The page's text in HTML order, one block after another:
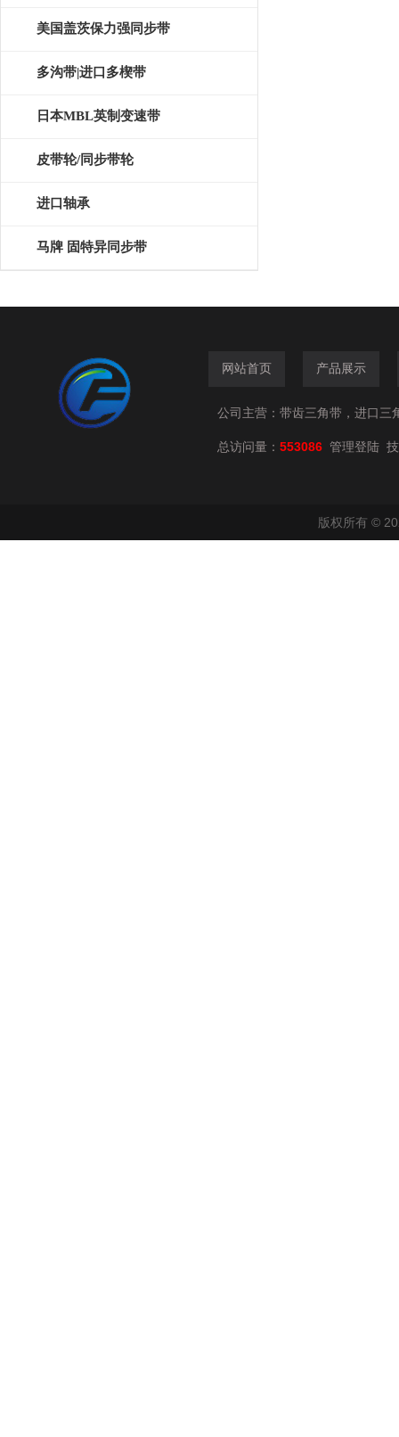
美国盖茨保力强同步带
多沟带|进口多楔带
日本MBL英制变速带
皮带轮/同步带轮
进口轴承
马牌 固特异同步带
网站首页 产品展示
公司主营：带齿三角带，进口三
总访问量： 553086 管理登陆
版权所有 ©